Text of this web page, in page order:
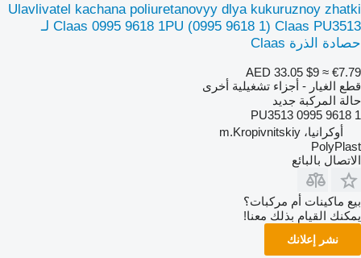
Ulavlivatel kachana poliuretanovyy dlya kukuruznoy zhatki
Claas 0995 9618 1PU (0995 9618 1) Claas PU3513 لـ
حصادة الذرة Claas
AED 33.05 $9 ≈ €7.79
قطع الغيار - أجزاء تشغيلية أخرى
حالة المركبة جديد
PU3513 0995 9618 1
أوكرانيا، m.Kropivnitskiy
PolyPlast
الاتصال بالبائع
بيع ماكينات أم مركبات؟
يمكنك القيام بذلك معنا!
نشر إعلانك